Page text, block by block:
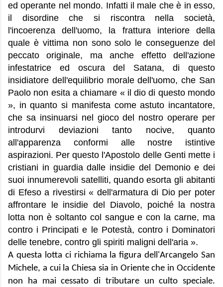
ed operante nel mondo. Infatti il male che è in esso,
il disordine che si riscontra nella società,
l'incoerenza dell'uomo, la frattura interiore della
quale è vittima non sono solo le conseguenze del
peccato originale, ma anche effetto dell'azione
infestatrice ed oscura del Satana, di questo
insidiatore dell'equilibrio morale dell'uomo, che San
Paolo non esita a chiamare « il dio di questo mondo
», in quanto si manifesta come astuto incantatore,
che sa insinuarsi nel gioco del nostro operare per
introdurvi deviazioni tanto nocive, quanto
all'apparenza conformi alle nostre istintive
aspirazioni. Per questo l'Apostolo delle Genti mette i
cristiani in guardia dalle insidie del Demonio e dei
suoi innumerevoli satelliti, quando esorta gli abitanti
di Efeso a rivestirsi « dell'armatura di Dio per poter
affrontare le insidie del Diavolo, poiché la nostra
lotta non è soltanto col sangue e con la carne, ma
contro i Principati e le Potestà, contro i Dominatori
delle tenebre, contro gli spiriti maligni dell'aria ».
A questa lotta ci richiama la figura dell'Arcangelo San
Michele, a cui la Chiesa sia in Oriente che in Occidente
non ha mai cessato di tributare un culto speciale.